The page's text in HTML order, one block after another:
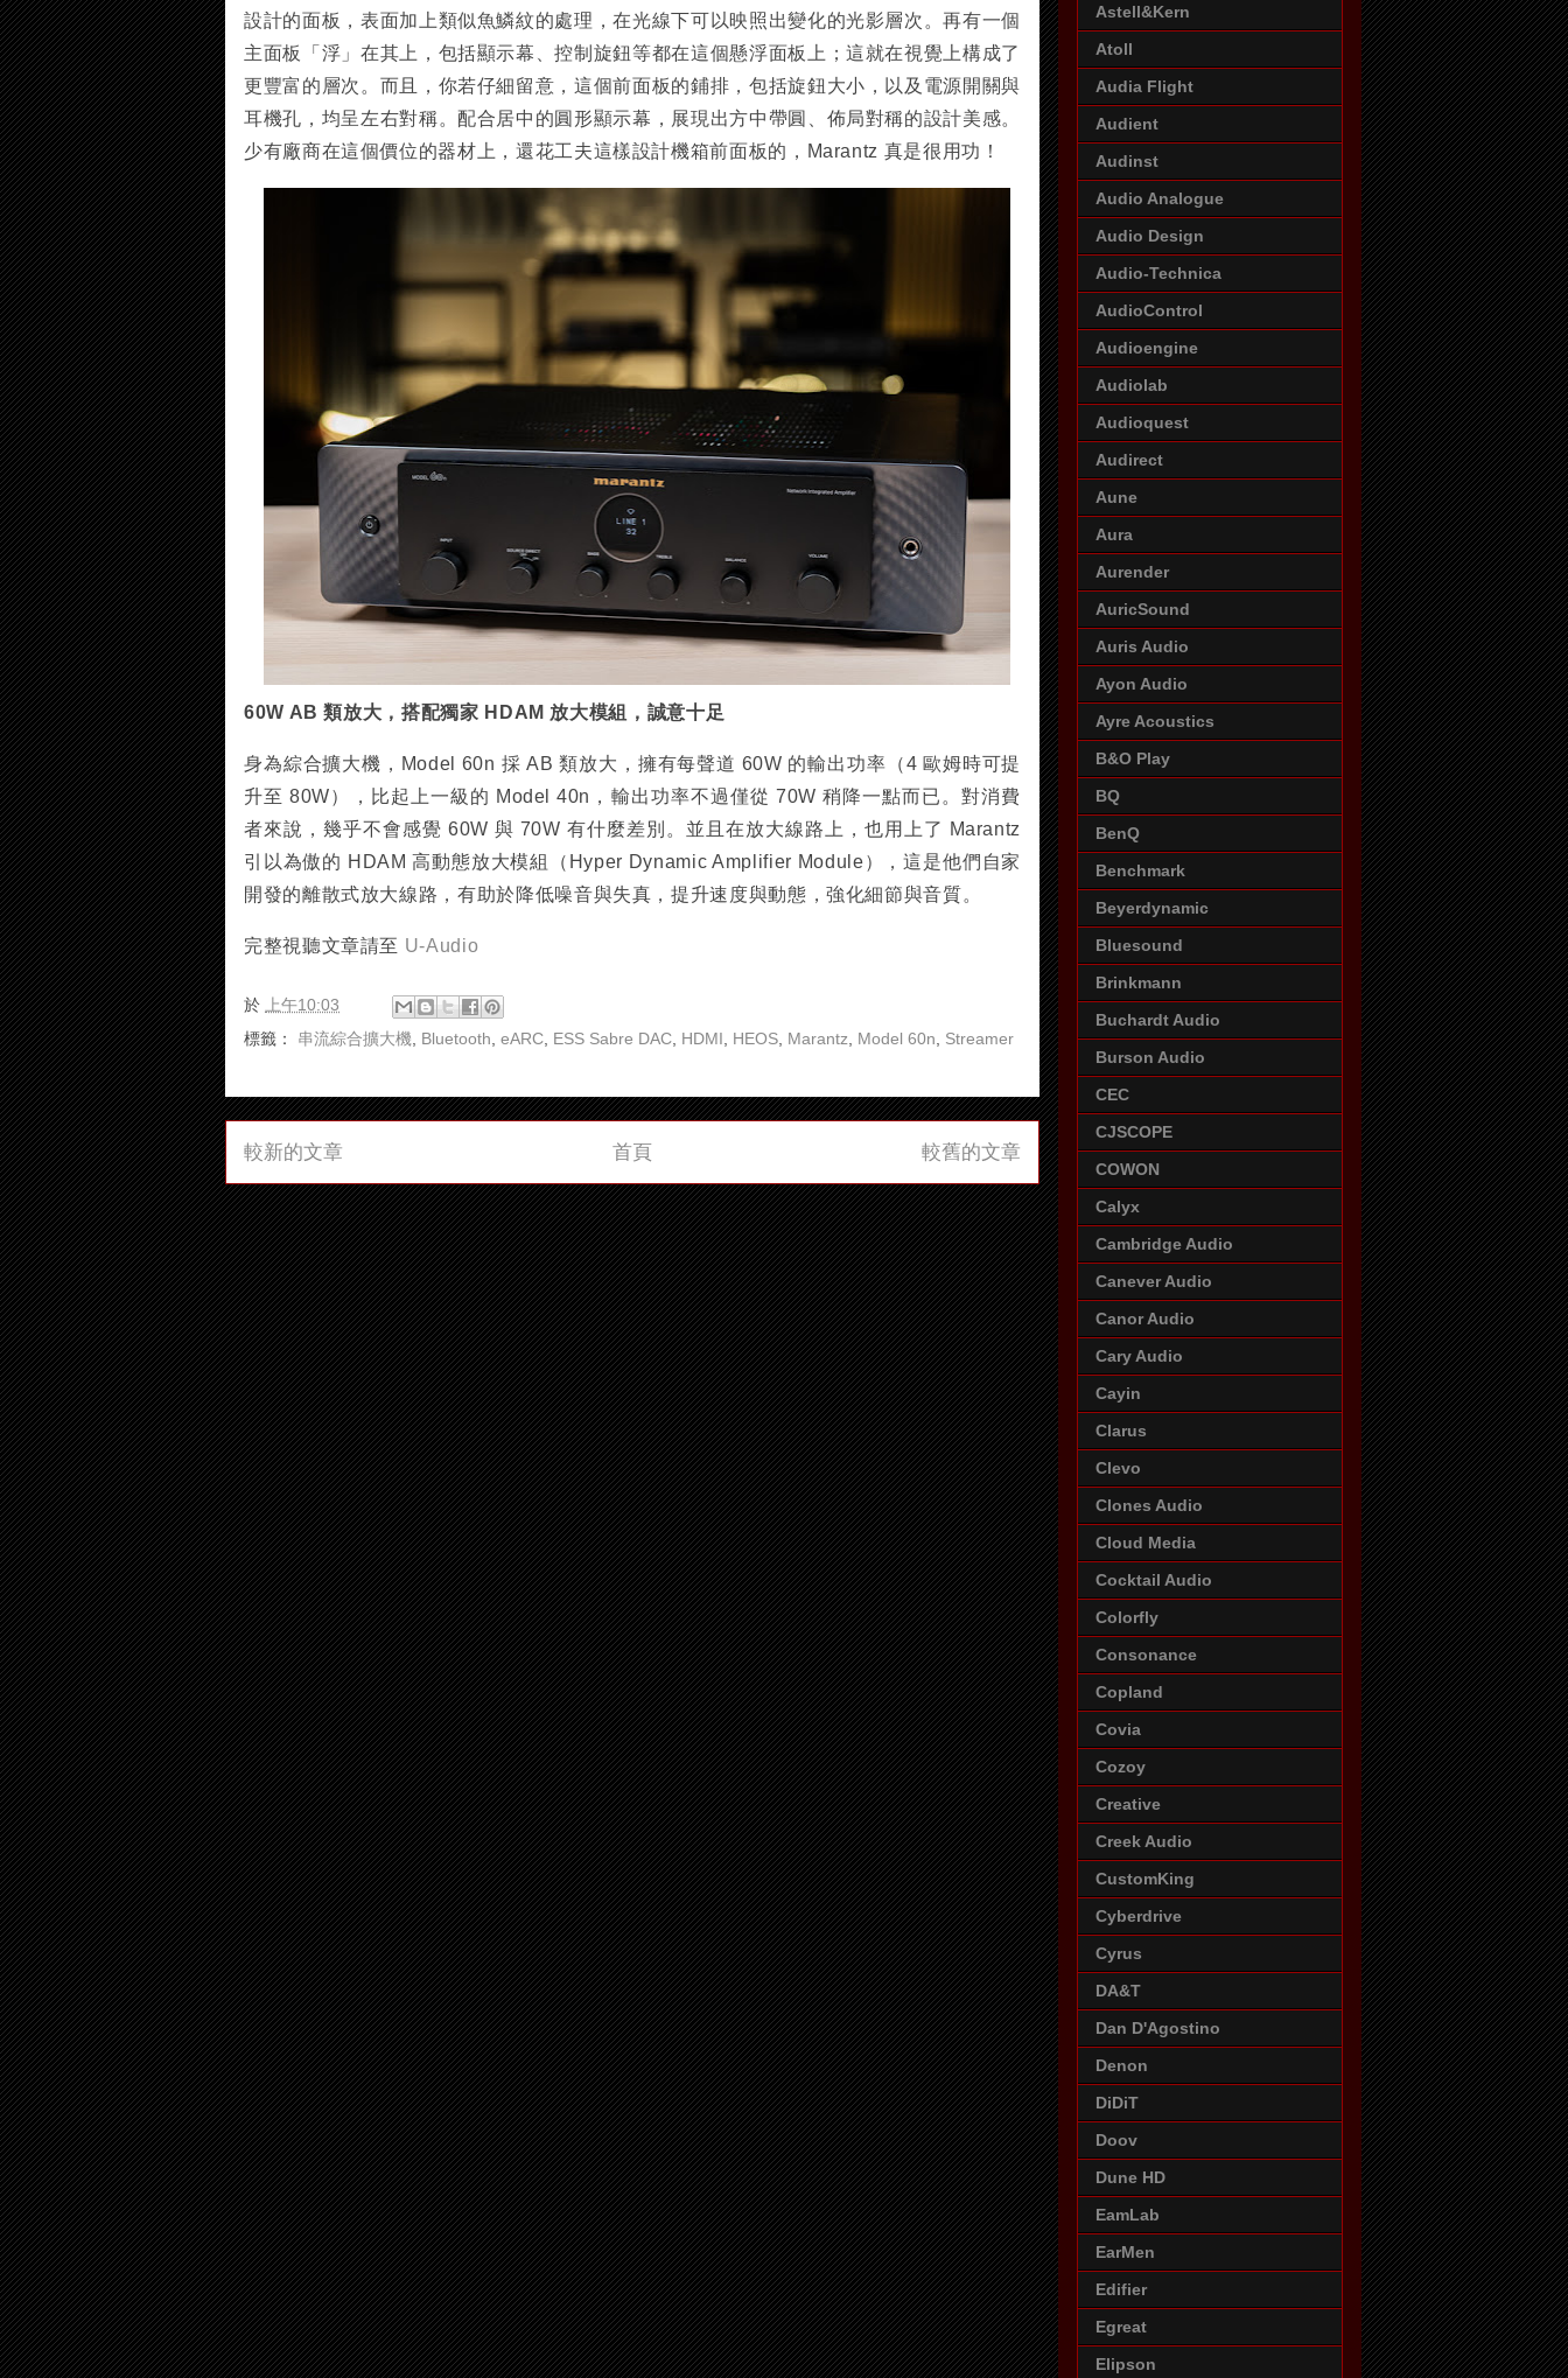
設計的面板，表面加上類似魚鱗紋的處理，在光線下可以映照出變化的光影層次。再有一個
主面板「浮」在其上，包括顯示幕、控制旋鈕等都在這個懸浮面板上；這就在視覺上構成了
更豐富的層次。而且，你若仔細留意，這個前面板的鋪排，包括旋鈕大小，以及電源開關與
耳機孔，均呈左右對稱。配合居中的圓形顯示幕，展現出方中帶圓、佈局對稱的設計美感。
少有廠商在這個價位的器材上，還花工夫這樣設計機箱前面板的，Marantz 真是很用功！
60W AB 類放大，搭配獨家 HDAM 放大模組，誠意十足
身為綜合擴大機，Model 60n 採 AB 類放大，擁有每聲道 60W 的輸出功率（4 歐姆時可提
升至 80W），比起上一級的 Model 40n，輸出功率不過僅從 70W 稍降一點而已。對消費
者來說，幾乎不會感覺 60W 與 70W 有什麼差別。並且在放大線路上，也用上了 Marantz
引以為傲的 HDAM 高動態放大模組（Hyper Dynamic Amplifier Module），這是他們自家
開發的離散式放大線路，有助於降低噪音與失真，提升速度與動態，強化細節與音質。
完整視聽文章請至 U-Audio
於 上午10:03
標籤： 串流綜合擴大機 Bluetooth eARC ESS Sabre DAC HDMI HEOS Marantz Model 60n Streamer
較新的文章 較舊的文章
首頁
Astell&Kern
Atoll
Audia Flight
Audient
Audinst
Audio Analogue
Audio Design
Audio-Technica
AudioControl
Audioengine
Audiolab
Audioquest
Audirect
Aune
Aura
Aurender
AuricSound
Auris Audio
Ayon Audio
Ayre Acoustics
B&O Play
BQ
BenQ
Benchmark
Beyerdynamic
Bluesound
Brinkmann
Buchardt Audio
Burson Audio
CEC
CJSCOPE
COWON
Calyx
Cambridge Audio
Canever Audio
Canor Audio
Cary Audio
Cayin
Clarus
Clevo
Clones Audio
Cloud Media
Cocktail Audio
Colorfly
Consonance
Copland
Covia
Cozoy
Creative
Creek Audio
CustomKing
Cyberdrive
Cyrus
DA&T
Dan D'Agostino
Denon
DiDiT
Doov
Dune HD
EamLab
EarMen
Edifier
Egreat
Elipson